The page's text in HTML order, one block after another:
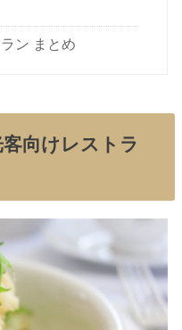
ン まとめ
向けレストラ